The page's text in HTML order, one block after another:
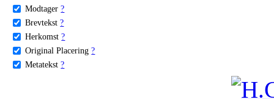
Modtager ?
Brevtekst ?
Herkomst ?
Original Placering ?
Metatekst ?